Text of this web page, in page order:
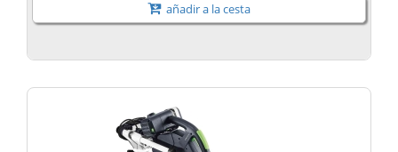
añadir a la cesta